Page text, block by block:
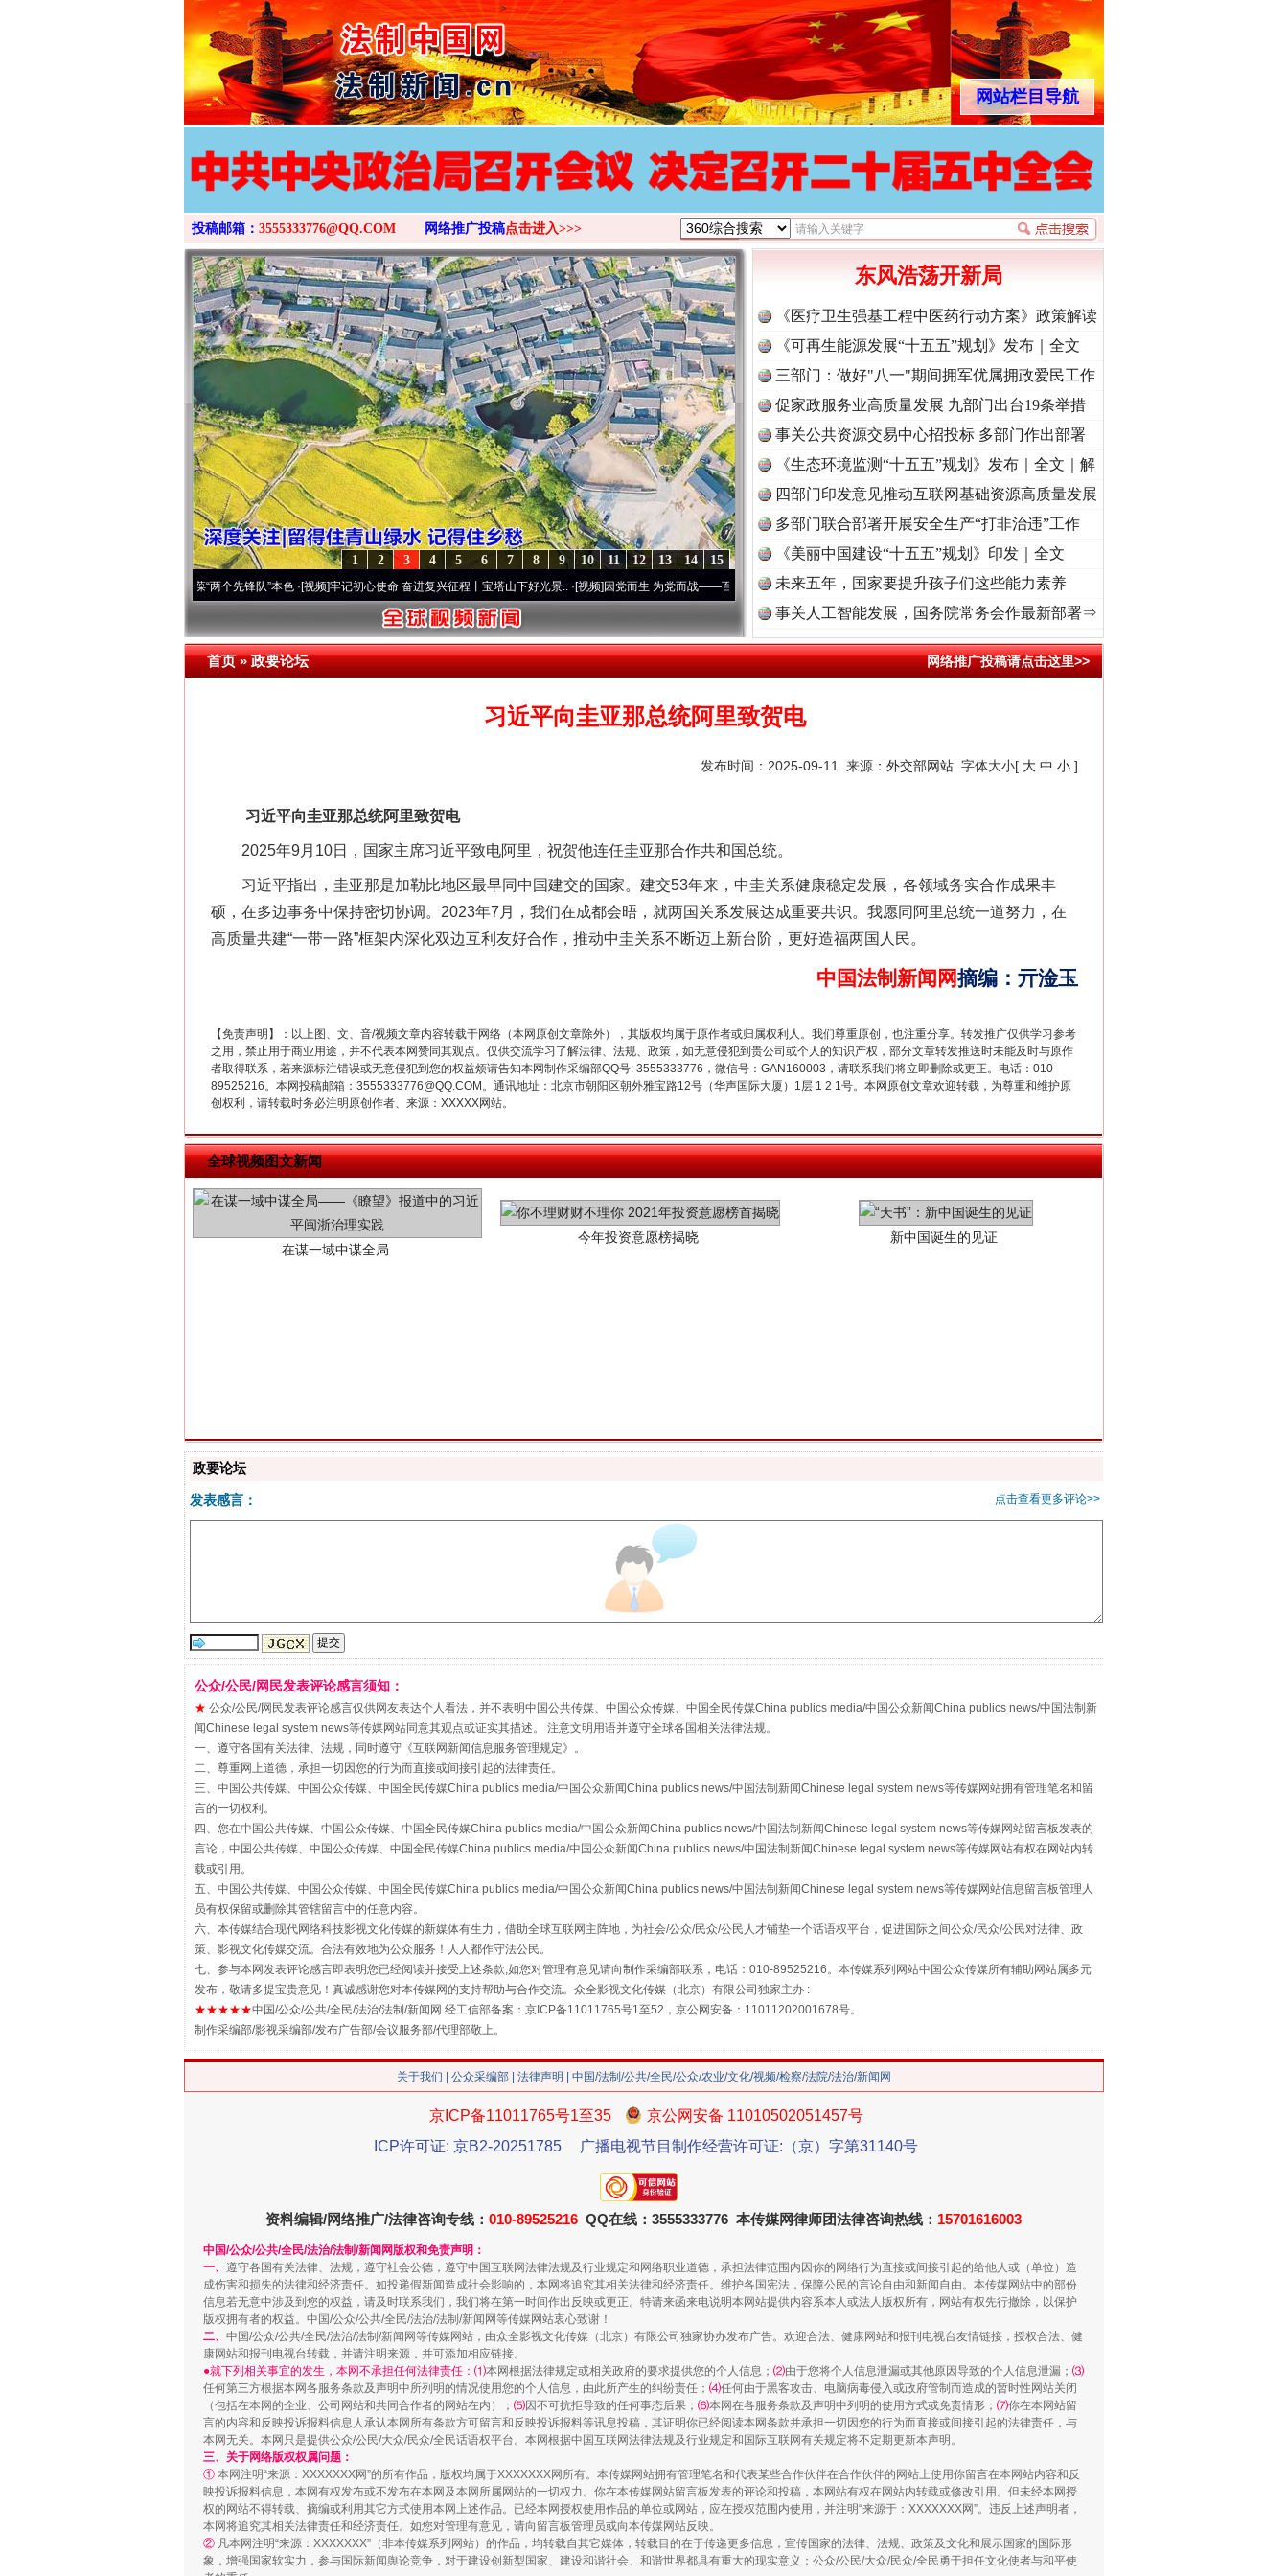
>
网站栏目导航
投稿邮箱： 3555333776@QQ.COM 网络推广投稿点击进入>>>
15
14
13
12
11
10
9
8
7
6
5
4
3
2
1
永葆“两个先锋队”本色·[视频]牢记初心使命 奋进复兴征程丨宝塔山下好光景..·[视频]因党而生 为党而战——百年“纪”事⑧加强纪律..·[视频]牢记初心使命 奋进复兴征程丨“转折之城”激荡..
东风浩荡开新局
《医疗卫生强基工程中医药行动方案》政策解读
《可再生能源发展“十五五”规划》发布｜全文
三部门：做好"八一"期间拥军优属拥政爱民工作
促家政服务业高质量发展 九部门出台19条举措
事关公共资源交易中心招投标 多部门作出部署
《生态环境监测“十五五”规划》发布｜全文｜解
读
四部门印发意见推动互联网基础资源高质量发展
多部门联合部署开展安全生产“打非治违”工作
《美丽中国建设“十五五”规划》印发｜全文
未来五年，国家要提升孩子们这些能力素养
事关人工智能发展，国务院常务会作最新部署⇒
首页»政要论坛 网络推广投稿请点击这里>>
习近平向圭亚那总统阿里致贺电
发布时间：2025-09-11 来源： 外交部网站 字体大小[ 大 中 小 ]
习近平向圭亚那总统阿里致贺电
2025年9月10日，国家主席习近平致电阿里，祝贺他连任圭亚那合作共和国总统。
习近平指出，圭亚那是加勒比地区最早同中国建交的国家。建交53年来，中圭关系健康稳定发展，各领域务实合作成果丰
硕，在多边事务中保持密切协调。2023年7月，我们在成都会晤，就两国关系发展达成重要共识。我愿同阿里总统一道努力，在
高质量共建“一带一路”框架内深化双边互利友好合作，推动中圭关系不断迈上新台阶，更好造福两国人民。
中国法制新闻网摘编 ： 亓淦玉
【免责声明】：以上图、文、音/视频文章内容转载于网络（本网原创文章除外），其版权均属于原作者或归属权利人。我们尊重原创，也注重分享。转发推广仅供学习参考
之用，禁止用于商业用途，并不代表本网赞同其观点。仅供交流学习了解法律、法规、政策，如无意侵犯到贵公司或个人的知识产权，部分文章转发推送时未能及时与原作
者取得联系，若来源标注错误或无意侵犯到您的权益烦请告知本网制作采编部QQ号: 3555333776，微信号：GAN160003，请联系我们将立即删除或更正。电话：010-
89525216。本网投稿邮箱：3555333776@QQ.COM。通讯地址：北京市朝阳区朝外雅宝路12号（华声国际大厦）1层 1 2 1号。本网原创文章欢迎转载，为尊重和维护原
创权利，请转载时务必注明原创作者、来源：XXXXX网站。
全球视频图文新闻
网上购药对药下症？
茶叶“炒上天”
“神药”背后的真相
这是一记警钟！ 谢谢有你温暖了四季 法官巧妙执行解纠纷
在谋一域中谋全局
今年投资意愿榜揭晓 新中国诞生的见证
“刷贴”乱象丛生
生物安全法正式实施 别拿“量子”当幌子
揭批美国五大"原罪" "炒鞋教程"里的骗局 习近平的“航天情”
珠宝鉴定乱象
站台名比不上好声名
走近一线检察官
“谁都不怕”的他落马了
政要论坛
点击查看更多评论>>
发表感言：
公众/公民/网民发表评论感言须知：
★ 公众/公民/网民发表评论感言仅供网友表达个人看法，并不表明中国公共传媒、中国公众传媒、中国全民传媒China publics media/中国公众新闻China publics news/中国法制新
闻Chinese legal system news等传媒网站同意其观点或证实其描述。 注意文明用语并遵守全球各国相关法律法规。
一、遵守各国有关法律、法规，同时遵守《互联网新闻信息服务管理规定》。
二、尊重网上道德，承担一切因您的行为而直接或间接引起的法律责任。
三、中国公共传媒、中国公众传媒、中国全民传媒China publics media/中国公众新闻China publics news/中国法制新闻Chinese legal system news等传媒网站拥有管理笔名和留
言的一切权利。
四、您在中国公共传媒、中国公众传媒、中国全民传媒China publics media/中国公众新闻China publics news/中国法制新闻Chinese legal system news等传媒网站留言板发表的
言论，中国公共传媒、中国公众传媒、中国全民传媒China publics media/中国公众新闻China publics news/中国法制新闻Chinese legal system news等传媒网站有权在网站内转
载或引用。
五、中国公共传媒、中国公众传媒、中国全民传媒China publics media/中国公众新闻China publics news/中国法制新闻Chinese legal system news等传媒网站信息留言板管理人
员有权保留或删除其管辖留言中的任意内容。
六、本传媒结合现代网络科技影视文化传媒的新媒体有生力，借助全球互联网主阵地，为社会/公众/民众/公民人才铺垫一个话语权平台，促进国际之间公众/民众/公民对法律、政
策、影视文化传媒交流。合法有效地为公众服务！人人都作守法公民。
七、参与本网发表评论感言即表明您已经阅读并接受上述条款,如您对管理有意见请向制作采编部联系，电话：010-89525216。本传媒系列网站中国公众传媒所有辅助网站属多元
发布，敬请多提宝贵意见！真诚感谢您对本传媒网的支持帮助与合作交流。众全影视文化传媒（北京）有限公司独家主办 :
★★★★★中国/公众/公共/全民/法治/法制/新闻网 经工信部备案：京ICP备11011765号1至52，京公网安备：11011202001678号。
制作采编部/影视采编部/发布广告部/会议服务部/代理部敬上。
关于我们 公众采编部 法律声明 | 中国/法制/公共/全民/公众/农业/文化/视频/检察/法院/法治/新闻网
京ICP备11011765号1至35
京公网安备 11010502051457号
ICP许可证: 京B2-20251785
广播电视节目制作经营许可证:（京）字第31140号
资料编辑/网络推广/法律咨询专线： 010-89525216 QQ在线：3555333776 本传媒网律师团法律咨询热线： 15701616003
中国/公众/公共/全民/法治/法制/新闻网版权和免责声明：
一、 遵守各国有关法律、法规，遵守社会公德，遵守中国互联网法律法规及行业规定和网络职业道德，承担法律范围内因你的网络行为直接或间接引起的给他人或（单位）造
成伤害和损失的法律和经济责任。如投递假新闻造成社会影响的，本网将追究其相关法律和经济责任。维护各国宪法，保障公民的言论自由和新闻自由。本传媒网站中的部份
信息若无意中涉及到您的权益，请及时联系我们，我们将在第一时间作出反映或更正。特请来函来电说明本网站提供内容系本人或法人版权所有，网站有权先行撤除，以保护
版权拥有者的权益。中国/公众/公共/全民/法治/法制/新闻网等传媒网站衷心致谢！
二、 中国/公众/公共/全民/法治/法制/新闻网等传媒网站，由众全影视文化传媒（北京）有限公司独家协办发布广告。欢迎合法、健康网站和报刊电视台友情链接，授权合法、健
康网站和报刊电视台转载，并请注明来源，并可添加相应链接。
●就下列相关事宜的发生，本网不承担任何法律责任：⑴本网根据法律规定或相关政府的要求提供您的个人信息； ⑵由于您将个人信息泄漏或其他原因导致的个人信息泄漏； ⑶
任何第三方根据本网各服务条款及声明中所列明的情况使用您的个人信息，由此所产生的纠纷责任； ⑷任何由于黑客攻击、电脑病毒侵入或政府管制而造成的暂时性网站关闭
（包括在本网的企业、公司网站和共同合作者的网站在内）； ⑸因不可抗拒导致的任何事态后果； ⑹本网在各服务条款及声明中列明的使用方式或免责情形； ⑺你在本网站留
言的内容和反映投诉报料信息人承认本网所有条款方可留言和反映投诉报料等讯息投稿，其证明你已经阅读本网条款并承担一切因您的行为而直接或间接引起的法律责任，与
本网无关。本网只是提供公众/公民/大众/民众/全民话语权平台。本网根据中国互联网法律法规及行业规定和国际互联网有关规定将不定期更新本声明。
三、关于网络版权权属问题：
① 本网注明“来源：XXXXXXX网”的所有作品，版权均属于XXXXXXX网所有。本传媒网站拥有管理笔名和代表某些合作伙伴在合作伙伴的网站上使用你留言在本网站内容和反
映投诉报料信息，本网有权发布或不发布在本网及本网所属网站的一切权力。你在本传媒网站留言板发表的评论和投稿，本网站有权在网站内转载或修改引用。但未经本网授
权的网站不得转载、摘编或利用其它方式使用本网上述作品。已经本网授权使用作品的单位或网站，应在授权范围内使用，并注明“来源于：XXXXXXX网”。违反上述声明者，
本网将追究其相关法律责任和经济责任。如您对管理有意见，请向留言板管理员或向本传媒网站反映。
② 凡本网注明“来源：XXXXXXX”（非本传媒系列网站）的作品，均转载自其它媒体，转载目的在于传递更多信息，宣传国家的法律、法规、政策及文化和展示国家的国际形
象，增强国家软实力，参与国际新闻舆论竞争，对于建设创新型国家、建设和谐社会、和谐世界都具有重大的现实意义；公众/公民/大众/民众/全民勇于担任文化使者与和平使